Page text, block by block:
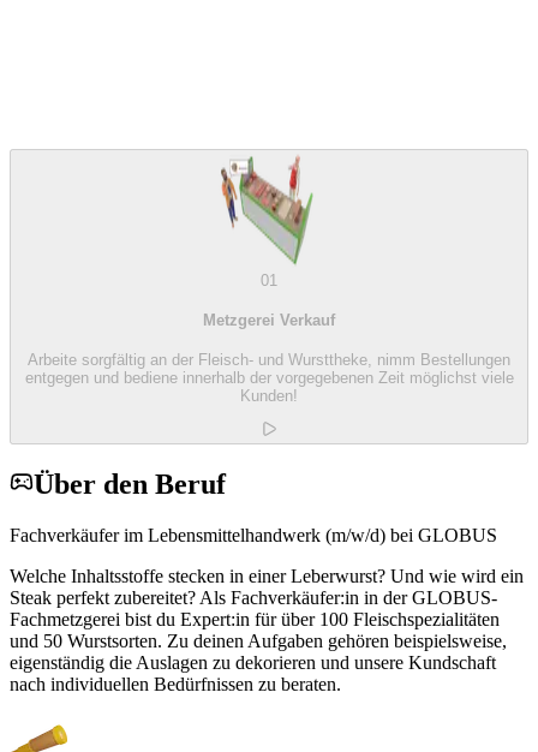
01
Metzgerei Verkauf
Arbeite sorgfältig an der Fleisch- und Wursttheke, nimm Bestellungen
entgegen und bediene innerhalb der vorgegebenen Zeit möglichst viele
Kunden!
Über den Beruf
Fachverkäufer im Lebensmittelhandwerk (m/w/d) bei GLOBUS
Welche Inhaltsstoffe stecken in einer Leberwurst? Und wie wird ein
Steak perfekt zubereitet? Als Fachverkäufer:in in der GLOBUS-
Fachmetzgerei bist du Expert:in für über 100 Fleischspezialitäten
und 50 Wurstsorten. Zu deinen Aufgaben gehören beispielsweise,
eigenständig die Auslagen zu dekorieren und unsere Kundschaft
nach individuellen Bedürfnissen zu beraten.